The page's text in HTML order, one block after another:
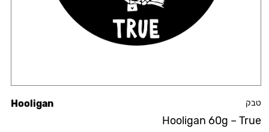
טבק
Hooligan 60g – True
Hooligan